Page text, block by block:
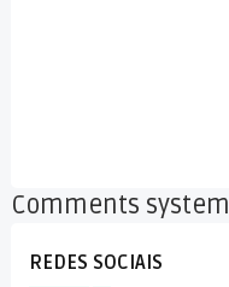
Comments system
REDES SOCIAIS